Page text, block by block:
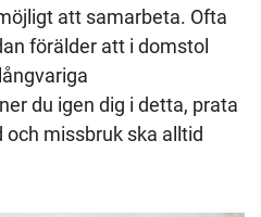
att samarbeta. Ofta
förälder att i domstol
du igen dig i detta, prata
och missbruk ska alltid